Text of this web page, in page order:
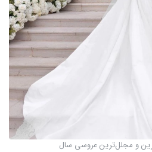
و مجلل‌ترین عروسی سال